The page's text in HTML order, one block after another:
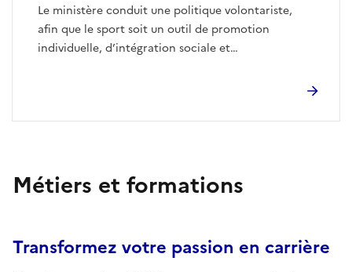
Le ministère conduit une politique volontariste,
afin que le sport soit un outil de promotion
individuelle, d’intégration sociale et
Métiers et formations
Transformez votre passion en carrière